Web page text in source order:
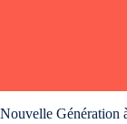
Nouvelle Génération